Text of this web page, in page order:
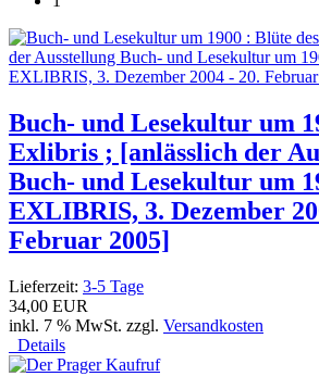
Buch- und Lesekultur um
Exlibris ; [anlässlich der
Buch- und Lesekultur um
EXLIBRIS, 3. Dezember
Februar 2005]
Lieferzeit: 3-5 Tage
34,00 EUR
inkl. 7 % MwSt. zzgl. Versandkosten
Details